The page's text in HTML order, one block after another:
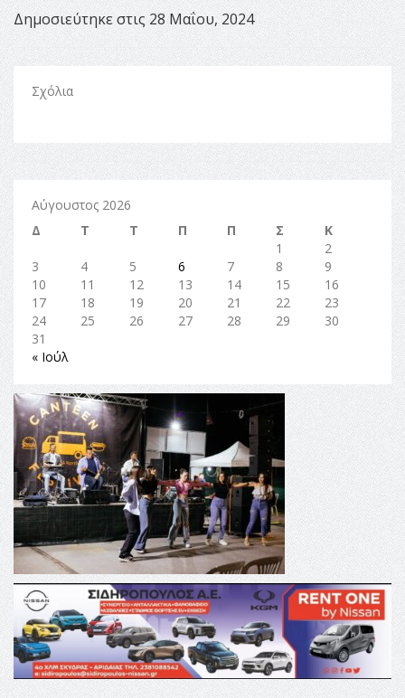
Δημοσιεύτηκε στις 28 Μαΐου, 2024
Σχόλια
Αύγουστος 2026
Δ
Τ Τ Π Π Σ
Κ
1
2
3
4 5 6 7 8
9
10
11 12 13 14 15
16
17
18 19 20 21 22
23
24
25 26 27 28 29
30
31
« Ιούλ